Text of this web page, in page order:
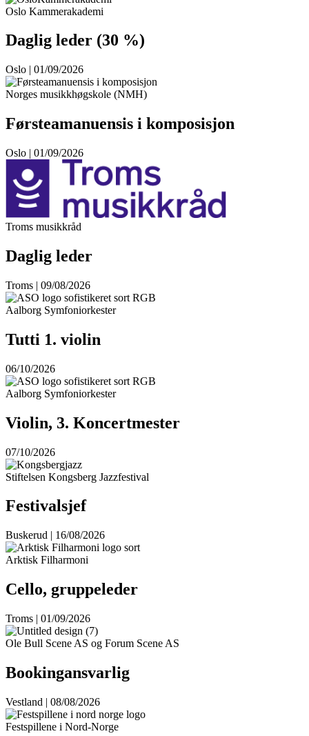
Oslo Kammerakademi
Daglig leder (30 %)
Oslo | 01/09/2026
Norges musikkhøgskole (NMH)
Førsteamanuensis i komposisjon
Oslo | 01/09/2026
Troms musikkråd
Daglig leder
Troms | 09/08/2026
Aalborg Symfoniorkester
Tutti 1. violin
06/10/2026
Aalborg Symfoniorkester
Violin, 3. Koncertmester
07/10/2026
Stiftelsen Kongsberg Jazzfestival
Festivalsjef
Buskerud | 16/08/2026
Arktisk Filharmoni
Cello, gruppeleder
Troms | 01/09/2026
Ole Bull Scene AS og Forum Scene AS
Bookingansvarlig
Vestland | 08/08/2026
Festspillene i Nord-Norge